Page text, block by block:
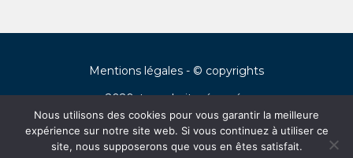
Mentions légales - © copyrights
2020, tous droits réservés
Français(Francés) English (Inglés
Nous utilisons des cookies pour vous garantir la meilleure
expérience sur notre site web. Si vous continuez à utiliser ce
site, nous supposerons que vous en êtes satisfait.